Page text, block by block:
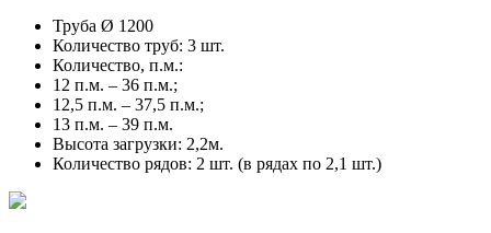
Труба Ø 1200
Количество труб: 3 шт.
Количество, п.м.:
12 п.м. – 36 п.м.;
12,5 п.м. – 37,5 п.м.;
13 п.м. – 39 п.м.
Высота загрузки: 2,2м.
Количество рядов: 2 шт. (в рядах по 2,1 шт.)